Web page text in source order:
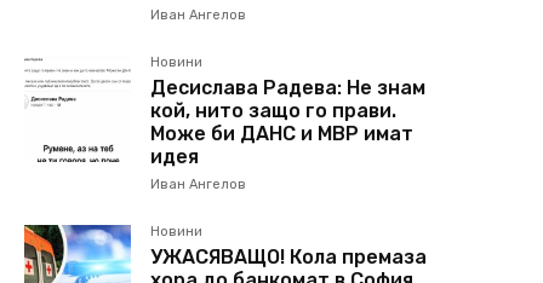
Иван Ангелов
Новини
Десислава Радева: Не знам
кой, нито защо го прави.
Може би ДАНС и МВР имат
идея
Иван Ангелов
Новини
УЖАСЯВАЩО! Кола премаза